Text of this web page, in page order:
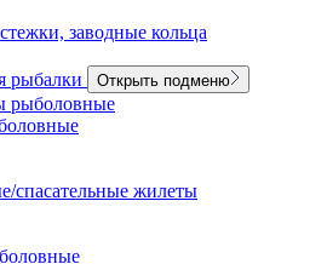
заводные кольца
рыбалки
Открыть подменю
рыболовные
спасательные жилеты